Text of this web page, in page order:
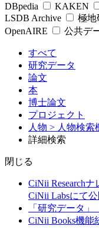
DBpedia
KAKEN
LSDB Archive
極地
OpenAIRE
公共デ
すべて
研究データ
論文
本
博士論文
プロジェクト
人物 > 人物検索
詳細検索
閉じる
CiNii Research
CiNii Labsにて
「研究データ
CiNii Books機能